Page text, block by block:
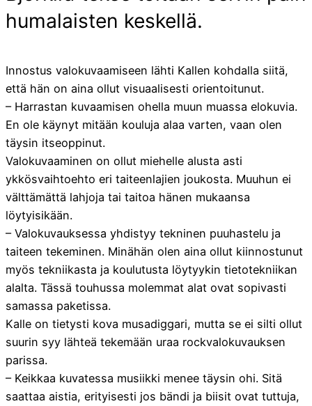
humalaisten keskellä.
Innostus valokuvaamiseen lähti Kallen kohdalla siitä,
että hän on aina ollut visuaalisesti orientoitunut.
– Harrastan kuvaamisen ohella muun muassa elokuvia.
En ole käynyt mitään kouluja alaa varten, vaan olen
täysin itseoppinut.
Valokuvaaminen on ollut miehelle alusta asti
ykkösvaihtoehto eri taiteenlajien joukosta. Muuhun ei
välttämättä lahjoja tai taitoa hänen mukaansa
löytyisikään.
– Valokuvauksessa yhdistyy tekninen puuhastelu ja
taiteen tekeminen. Minähän olen aina ollut kiinnostunut
myös tekniikasta ja koulutusta löytyykin tietotekniikan
alalta. Tässä touhussa molemmat alat ovat sopivasti
samassa paketissa.
Kalle on tietysti kova musadiggari, mutta se ei silti ollut
suurin syy lähteä tekemään uraa rockvalokuvauksen
parissa.
– Keikkaa kuvatessa musiikki menee täysin ohi. Sitä
saattaa aistia, erityisesti jos bändi ja biisit ovat tuttuja,